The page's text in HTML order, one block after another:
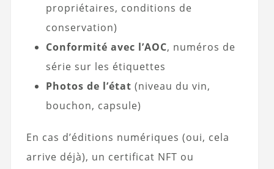
propriétaires, conditions de
conservation)
Conformité avec l’AOC, numéros de
série sur les étiquettes
Photos de l’état (niveau du vin,
bouchon, capsule)
En cas d’éditions numériques (oui, cela
arrive déjà), un certificat NFT ou